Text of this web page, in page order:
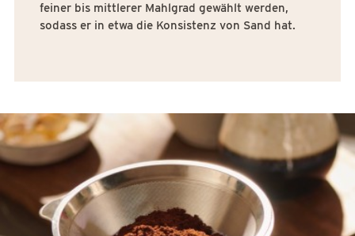
feiner bis mittlerer Mahlgrad gewählt werden,
sodass er in etwa die Konsistenz von Sand hat.